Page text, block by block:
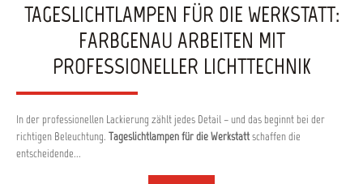
TAGESLICHTLAMPEN FÜR DIE WERKSTATT:
FARBGENAU ARBEITEN MIT
PROFESSIONELLER LICHTTECHNIK
In der professionellen Lackierung zählt jedes Detail – und das beginnt bei der
richtigen Beleuchtung. Tageslichtlampen für die Werkstattschaffen die
entscheidende...